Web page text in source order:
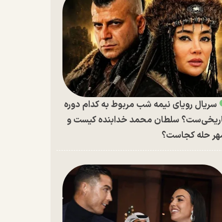
سریال رویای نیمه شب مربوط به کدام دوره
سلطان محمد خدابنده کیست و
حله کجاست؟